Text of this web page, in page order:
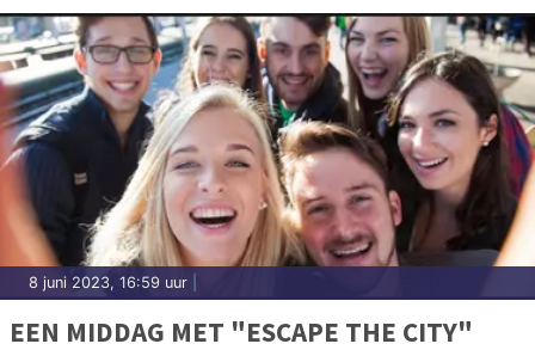
8 juni 2023, 16:59 uur
EEN MIDDAG MET "ESCAPE THE CITY"